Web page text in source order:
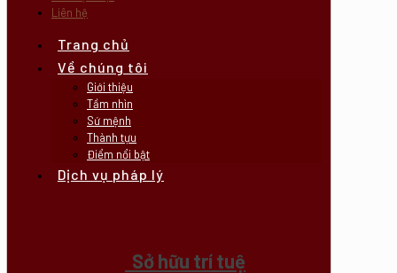
Liên hệ
Trang chủ
Về chúng tôi
Giới thiệu
Tầm nhìn
Sứ mệnh
Thành tựu
Điểm nổi bật
Dịch vụ pháp lý
Sở hữu trí tuệ